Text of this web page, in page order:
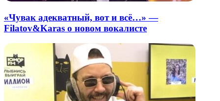
«Чувак адекватный, вот и всё…» —
Filatov&Karas о новом вокалисте